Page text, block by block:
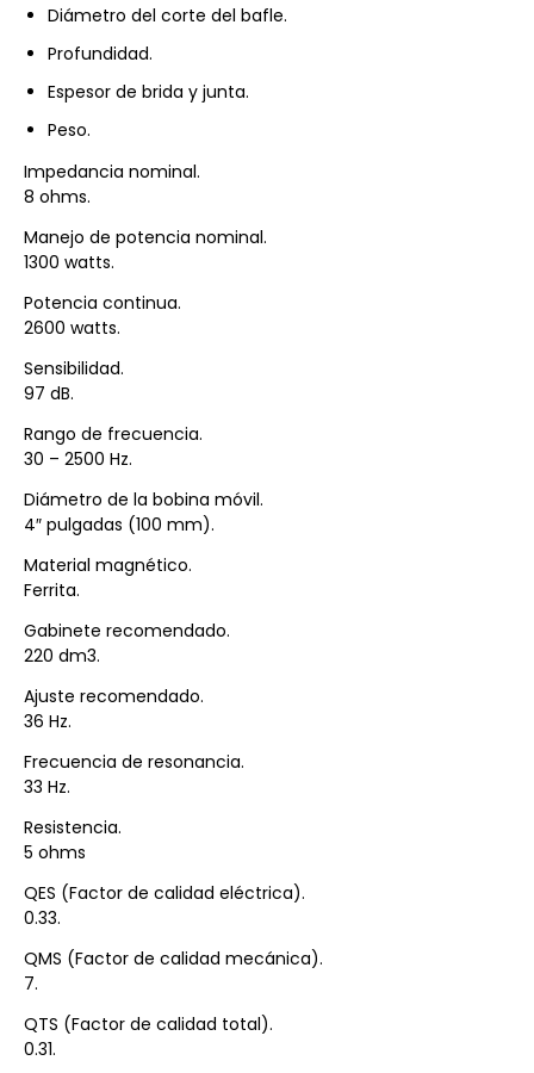
Diámetro del corte del bafle.
Profundidad.
Espesor de brida y junta.
Peso.
Impedancia nominal.
8 ohms.
Manejo de potencia nominal.
1300 watts.
Potencia continua.
2600 watts.
Sensibilidad.
97 dB.
Rango de frecuencia.
30 – 2500 Hz.
Diámetro de la bobina móvil.
4″ pulgadas (100 mm).
Material magnético.
Ferrita.
Gabinete recomendado.
220 dm3.
Ajuste recomendado.
36 Hz.
Frecuencia de resonancia.
33 Hz.
Resistencia.
5 ohms
QES (Factor de calidad eléctrica).
0.33.
QMS (Factor de calidad mecánica).
7.
QTS (Factor de calidad total).
0.31.